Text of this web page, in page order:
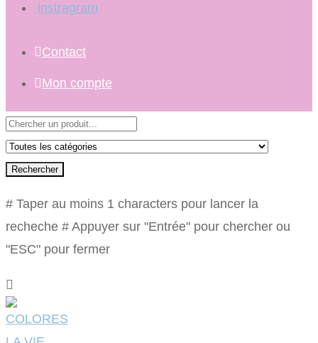
instragram
Contact
Mon compte
Rechercher
# Taper au moins 1 characters pour lancer la
recheche # Appuyer sur "Entrée" pour chercher ou
"ESC" pour fermer